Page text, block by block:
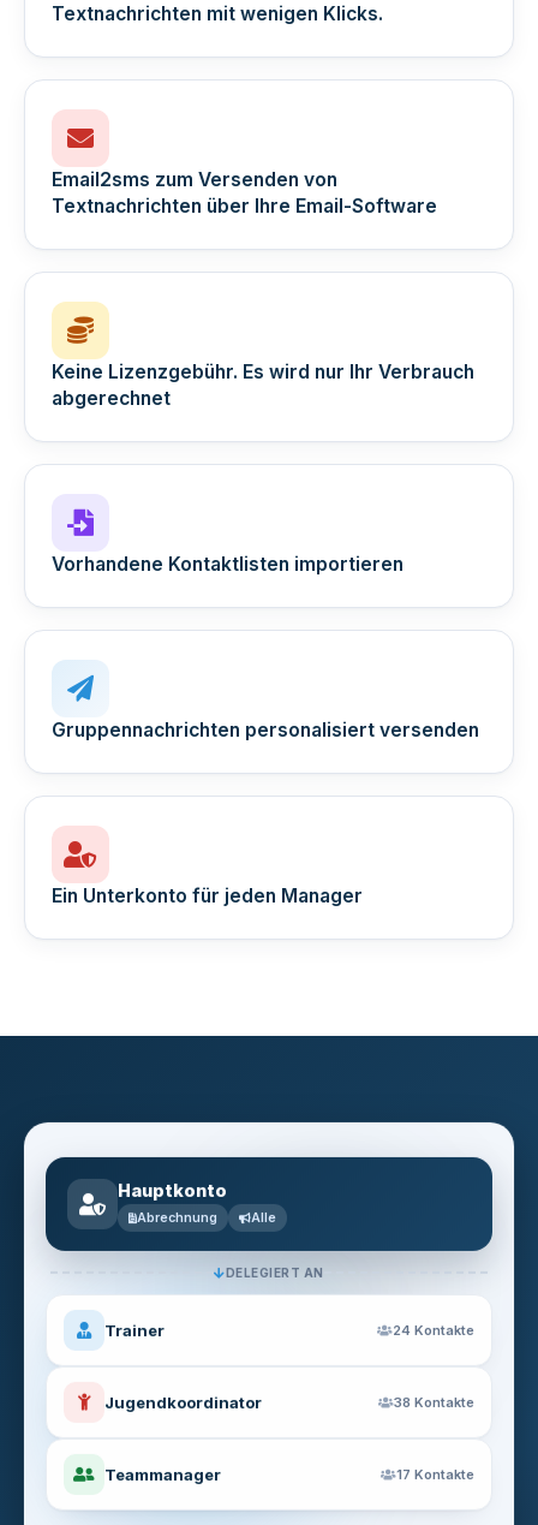
Textnachrichten mit wenigen Klicks.
Email2sms zum Versenden von
Textnachrichten über Ihre Email-Software
Keine Lizenzgebühr. Es wird nur Ihr Verbrauch
abgerechnet
Vorhandene Kontaktlisten importieren
Gruppennachrichten personalisiert versenden
Ein Unterkonto für jeden Manager
Hauptkonto
Abrechnung Alle
DELEGIERT AN
Trainer 24 Kontakte
Jugendkoordinator 38 Kontakte
Teammanager 17 Kontakte